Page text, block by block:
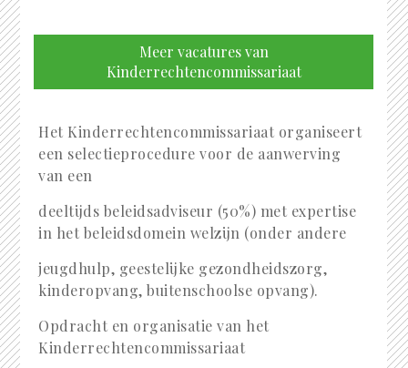
Meer vacatures van
Kinderrechtencommissariaat
Het Kinderrechtencommissariaat organiseert
een selectieprocedure voor de aanwerving
van een
deeltijds beleidsadviseur (50%) met expertise
in het beleidsdomein welzijn (onder andere
jeugdhulp, geestelijke gezondheidszorg,
kinderopvang, buitenschoolse opvang).
Opdracht en organisatie van het
Kinderrechtencommissariaat